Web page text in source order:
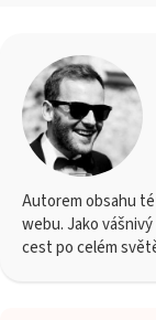
Autorem obsahu
webu. Jako
cest po celém